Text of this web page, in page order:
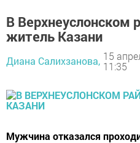
В Верхнеуслонском
житель Казани
Диана Салихзанова, 15
11:35
Мужчина отказался